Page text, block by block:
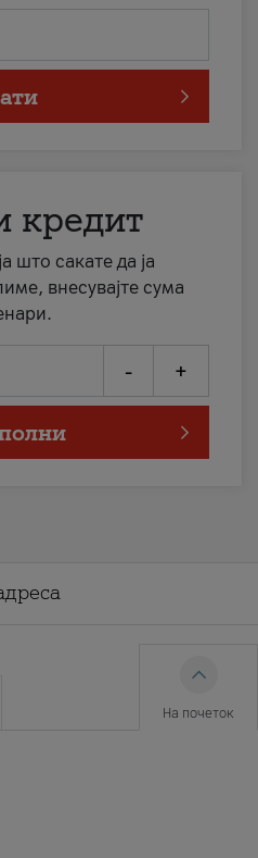
кредит
што сакате да ја
внесувајте сума
- +
На почеток